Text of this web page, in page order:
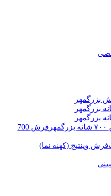
بزرگمهر
فرش 700
فرش وینتیج (کهنه نما)